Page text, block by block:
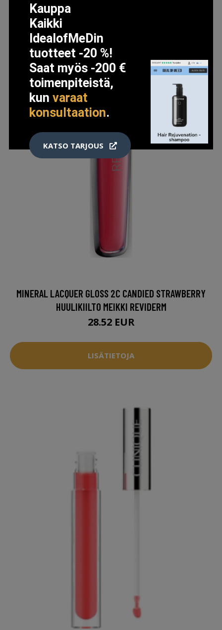
MINERAL LACQUER GLOSS 2C CANDIED STRAWBERRY
HUULIKIILTO MEIKKI REVIDERM
28.52 EUR
LISÄTIETOJA
Kauppa
Kaikki
IdealofMeDin
tuotteet -20 %!
Saat myös -200 €
toimenpiteistä,
kunvaraat
konsultaation.
KATSO TARJOUS